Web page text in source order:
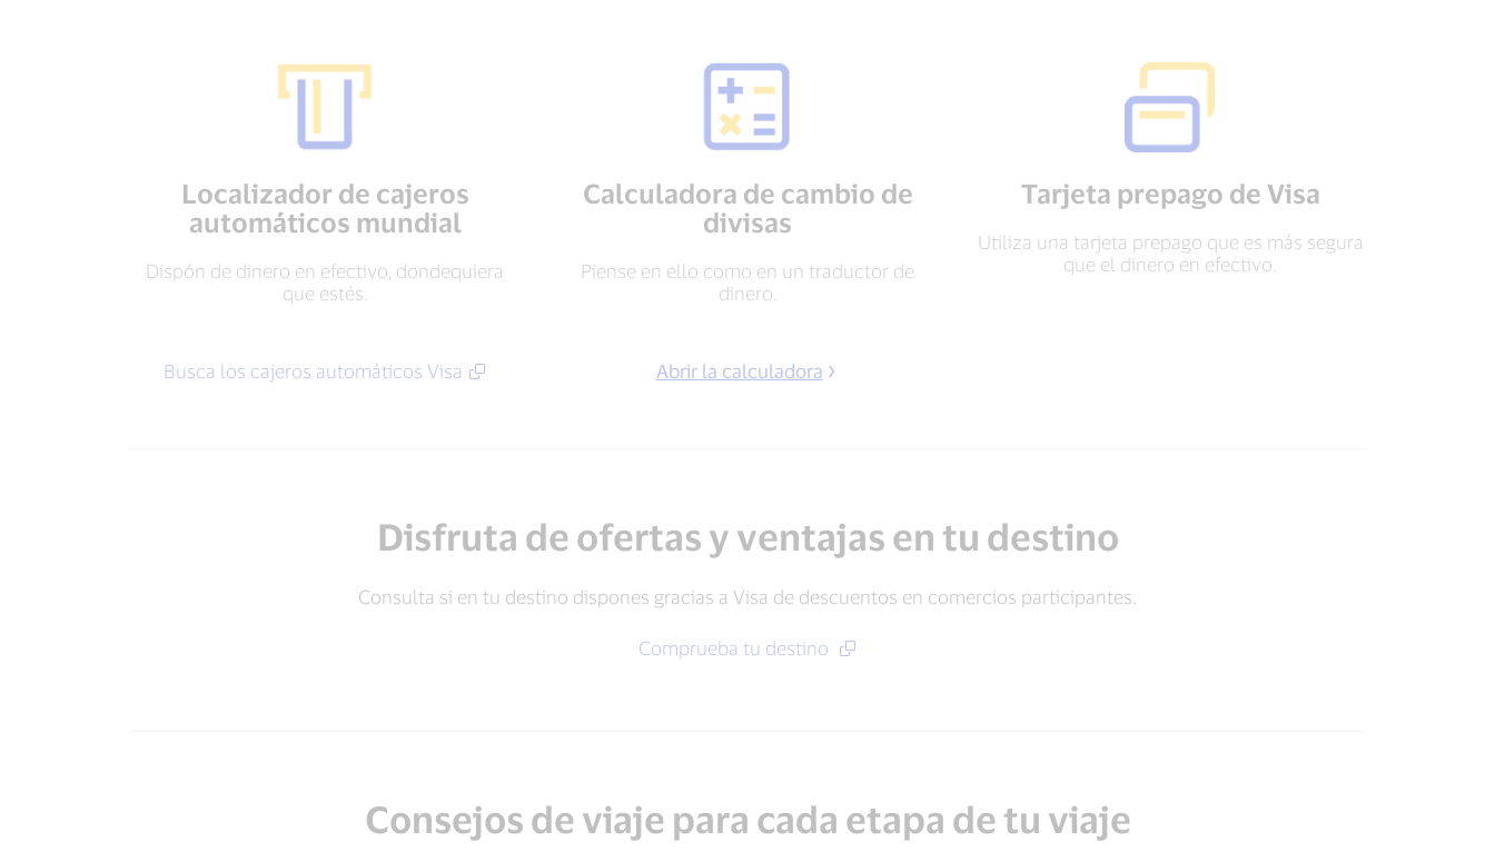
Localizador de cajeros
automáticos mundial
Dispón de dinero en efectivo, dondequiera
que estés.
Busca los cajeros automáticos Visa
Calculadora de cambio de
divisas
Piense en ello como en un traductor de
dinero.
Abrir la calculadora
Tarjeta prepago de Visa
Utiliza una tarjeta prepago que es más segura
que el dinero en efectivo.
Disfruta de ofertas y ventajas en tu destino
Consulta si en tu destino dispones gracias a Visa de descuentos en comercios participantes.
Comprueba tu destino
Consejos de viaje para cada etapa de tu viaje